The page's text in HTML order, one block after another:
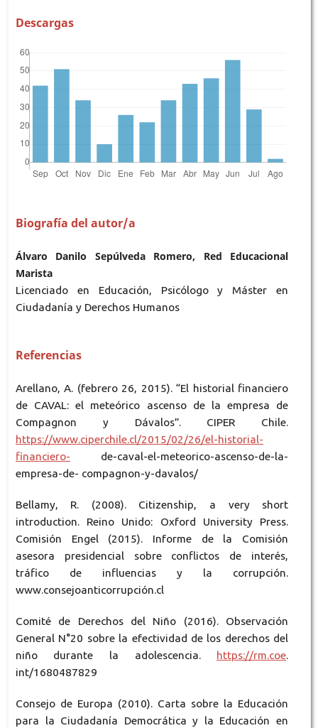
Descargas
Biografía del autor/a
Álvaro Danilo Sepúlveda Romero, Red Educacional
Marista
Licenciado en Educación, Psicólogo y Máster en
Ciudadanía y Derechos Humanos
Referencias
Arellano, A. (febrero 26, 2015). “El historial financiero
de CAVAL: el meteórico ascenso de la empresa de
Compagnon y Dávalos”. CIPER Chile.
https://www.ciperchile.cl/2015/02/26/el-historial-
financiero- de-caval-el-meteorico-ascenso-de-la-
empresa-de- compagnon-y-davalos/
Bellamy, R. (2008). Citizenship, a very short
introduction. Reino Unido: Oxford University Press.
Comisión Engel (2015). Informe de la Comisión
asesora presidencial sobre conflictos de interés,
tráfico de influencias y la corrupción.
www.consejoanticorrupción.cl
Comité de Derechos del Niño (2016). Observación
General N°20 sobre la efectividad de los derechos del
niño durante la adolescencia. https://rm.coe.
int/1680487829
Consejo de Europa (2010). Carta sobre la Educación
para la Ciudadanía Democrática y la Educación en